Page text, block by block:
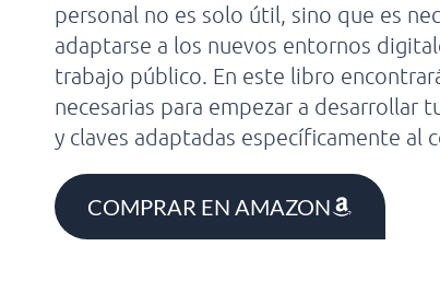
personal no es solo útil, sino que es
adaptarse a los nuevos entornos
trabajo público. En este libro
necesarias para empezar a desarrollar
y claves adaptadas específicamente
COMPRAR EN AMAZON